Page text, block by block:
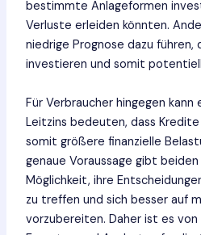
bestimmte Anlageformen
Verluste erleiden könnten.
niedrige Prognose dazu führen,
investieren und somit
Für Verbraucher hingegen
Leitzins bedeuten, dass
somit größere finanzielle
genaue Voraussage gibt
Möglichkeit, ihre
zu treffen und sich besser auf
vorzubereiten. Daher ist es